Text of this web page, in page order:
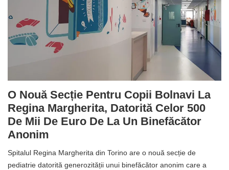
O Nouă Secție Pentru Copii Bolnavi La
Regina Margherita, Datorită Celor 500
De Mii De Euro De La Un Binefăcător
Anonim
Spitalul Regina Margherita din Torino are o nouă secție de
pediatrie datorită generozității unui binefăcător anonim care a